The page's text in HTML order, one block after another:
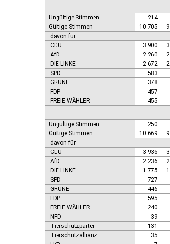
Ungültige Stimmen
214
Gültige Stimmen
10 705
davon für
CDU
3 900
AfD
2 260
DIE LINKE
2 672
SPD
583
GRÜNE
378
FDP
457
FREIE WÄHLER
455
Ungültige Stimmen
250
Gültige Stimmen
10 669
davon für
CDU
3 936
AfD
2 236
DIE LINKE
1 775
SPD
727
GRÜNE
446
FDP
595
FREIE WÄHLER
240
NPD
39
Tierschutzpartei
131
Tierschutzallianz
35